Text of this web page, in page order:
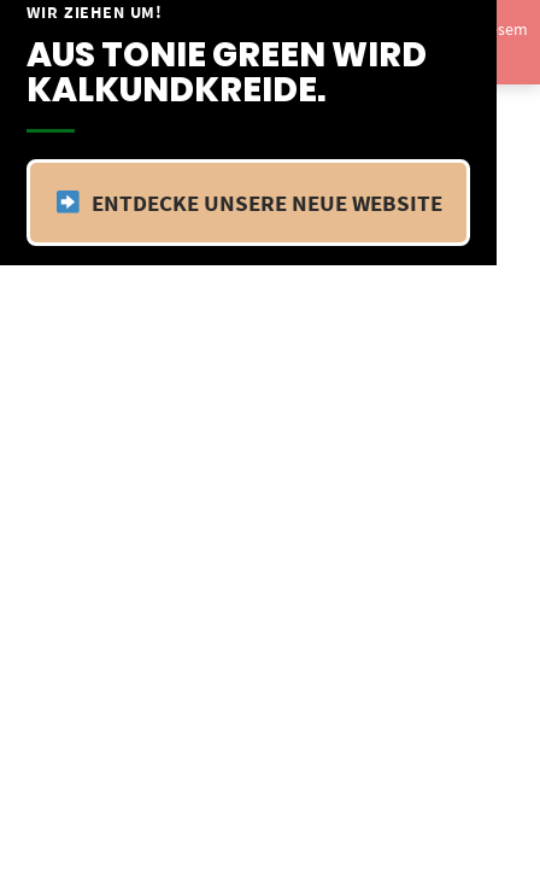
WIR ZIEHEN UM!
AUS TONIE GREEN WIRD
KALKUNDKREIDE.
ENTDECKE UNSERE NEUE WEBSITE
Springe
Inhalt
Vom 09.04.25 - 20.04.25 befinden wir uns im Betriebsurlaub. In diesem
Zeitraum findet kein Versand statt.Ausblenden